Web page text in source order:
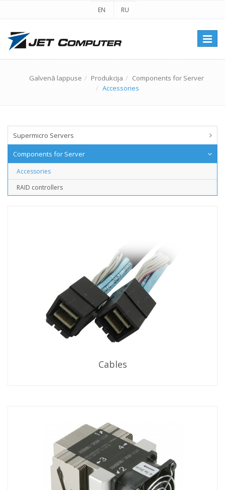
EN RU
Galvenā lappuse Produkcija
Components for Server
Accessories
Supermicro Servers
Components for Server
Accessories
RAID controllers
Cables